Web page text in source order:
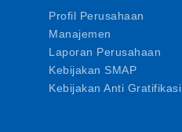
Profil Perusahaan
Manajemen
Laporan Perusahaan
Kebijakan SMAP
Kebijakan Anti Gratifikasi